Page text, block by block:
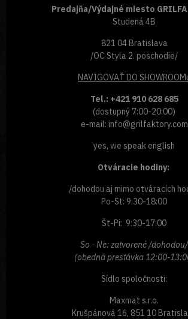
Predajňa/Výdajné miesto
Studená 4B
821 04 Bratislava
/OC Styla 2. poschodie/
NAVIGOVAŤDO
Tel.: +421 910 628 685
(dostupný 7:00-20:00)
e-mail: info@grilfaktory.com
yes, we speak english
Otváracie hodiny:
/dohodou aj mimo otváracích
Po-St: 9:30-18:00
Št-Pi: 9:30-17:00
So - Ne: zatvorené /dohodou/
(obedná prestávka 12:00-
Sídlo spoločnosti:
Maxmat s.r.o.
Krušpánová 16, 851 10